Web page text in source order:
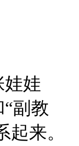
娃娃
副教
起来。